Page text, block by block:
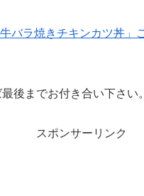
バラ焼きチキンカツ丼」
後までお付き合い下さい。
スポンサーリンク